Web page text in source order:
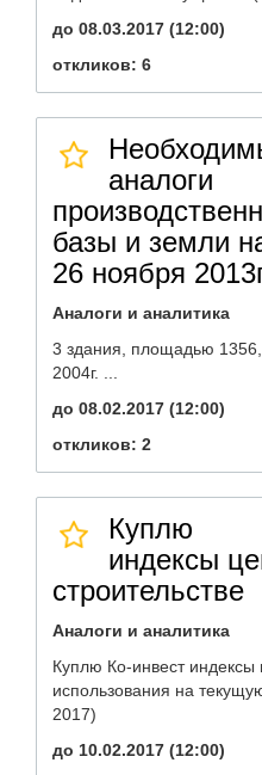
до 08.03.2017 (12:00)
откликов: 6
аналоги
базы и земли
26 ноября
Аналоги и аналитика
3 здания, площадью
2004г. ...
до 08.02.2017 (12:00)
откликов: 2
Куплю
индексы
строительстве
Аналоги и аналитика
Куплю Ко-инвест индексы
использования на
2017)
до 10.02.2017 (12:00)